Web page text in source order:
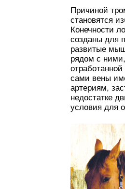
Причиной
становятся
Конечности
созданы для
развитые
рядом с
отработанной
сами вены
артериям,
недостатке
условия для